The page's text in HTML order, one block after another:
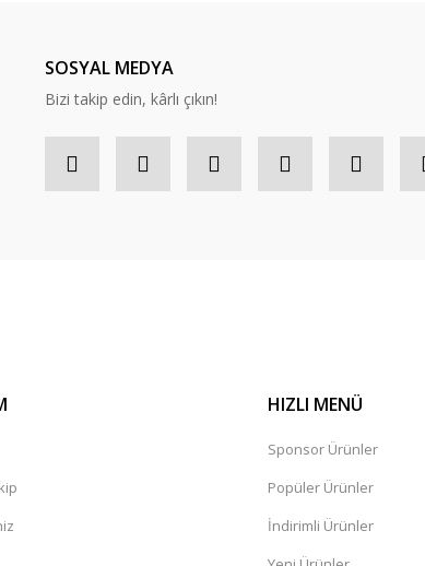
SOSYAL MEDYA
Bizi takip edin, kârlı çıkın!
HIZLI MENÜ
Sponsor Ürünler
Popüler Ürünler
İndirimli Ürünler